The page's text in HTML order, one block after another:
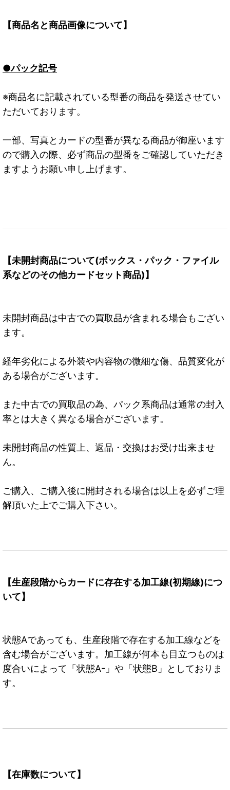
【商品名と商品画像について】
●パック記号
※商品名に記載されている型番の商品を発送させてい
ただいております。
一部、写真とカードの型番が異なる商品が御座います
ので購入の際、必ず商品の型番をご確認していただき
ますようお願い申し上げます。
【未開封商品について(ボックス・パック・ファイル
系などのその他カードセット商品)】
未開封商品は中古での買取品が含まれる場合もござい
ます。
経年劣化による外装や内容物の微細な傷、品質変化が
ある場合がございます。
また中古での買取品の為、パック系商品は通常の封入
率とは大きく異なる場合がございます。
未開封商品の性質上、返品・交換はお受け出来ませ
ん。
ご購入、ご購入後に開封される場合は以上を必ずご理
解頂いた上でご購入下さい。
【生産段階からカードに存在する加工線(初期線)につ
いて】
状態Aであっても、生産段階で存在する加工線などを
含む場合がございます。加工線が何本も目立つものは
度合いによって「状態A-」や「状態B」としておりま
す。
【在庫数について】